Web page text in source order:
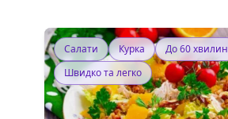
Салати Курка
До 60 хвилин
Швидко та легко